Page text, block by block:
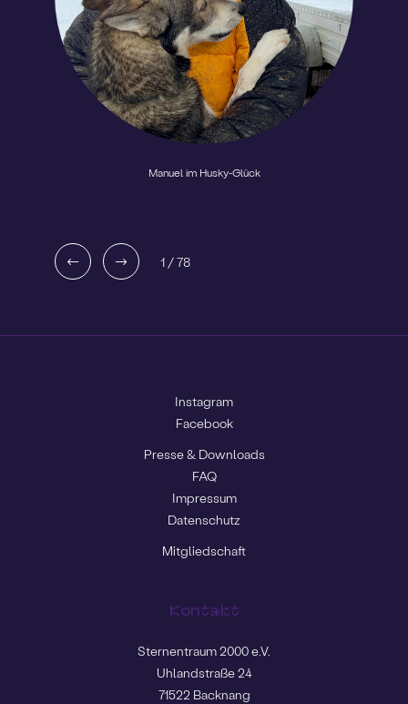
Manuel im Husky-Glück
1 /78
Instagram
Facebook
Presse & Downloads
FAQ
Impressum
Datenschutz
Mitgliedschaft
Kontakt
Sternentraum 2000 e.V.
Uhlandstraße 24
71522 Backnang